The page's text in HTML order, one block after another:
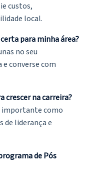
custos,
local.
para minha área?
no seu
converse com
crescer na carreira?
importante como
de liderança e
de Pós